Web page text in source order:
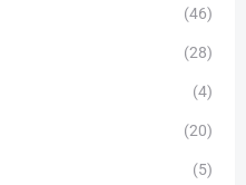
(46)
(28)
(4)
(20)
(5)